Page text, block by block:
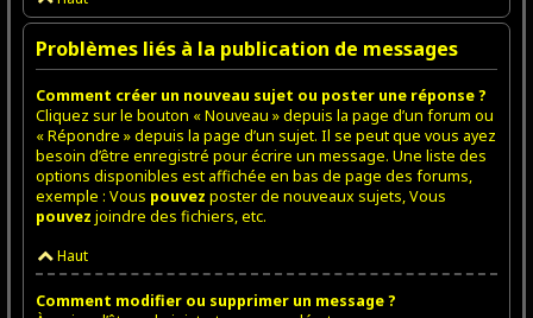
Problèmes liés à la publication de messages
Comment créer un nouveau sujet ou poster une réponse ?
Cliquez sur le bouton « Nouveau » depuis la page d’un forum ou
« Répondre » depuis la page d’un sujet. Il se peut que vous ayez
besoin d’être enregistré pour écrire un message. Une liste des
options disponibles est affichée en bas de page des forums,
exemple : Vous pouvez poster de nouveaux sujets, Vous
pouvez joindre des fichiers, etc.
Haut
Comment modifier ou supprimer un message ?